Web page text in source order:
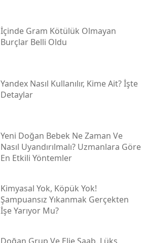
İçinde Gram Kötülük Olmayan
Burçlar Belli Oldu
Yandex Nasıl Kullanılır, Kime Ait? İşte
Detaylar
Yeni Doğan Bebek Ne Zaman Ve
Nasıl Uyandırılmalı? Uzmanlara Göre
En Etkili Yöntemler
Kimyasal Yok, Köpük Yok!
Şampuansız Yıkanmak Gerçekten
İşe Yarıyor Mu?